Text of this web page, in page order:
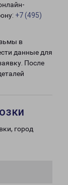
+7 (495)
в
данные для
После
город